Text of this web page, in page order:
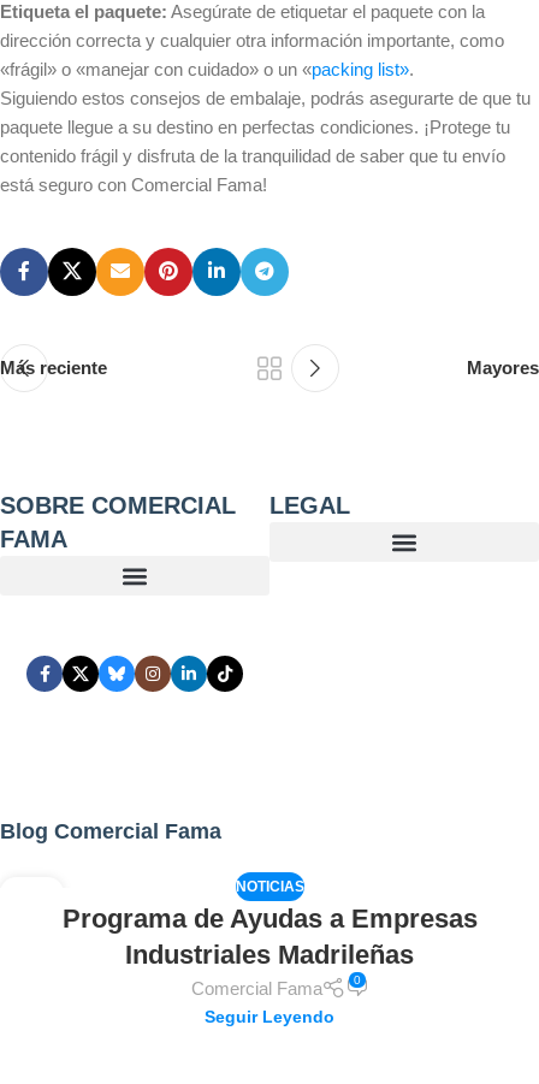
Etiqueta el paquete: Asegúrate de etiquetar el paquete con la
dirección correcta y cualquier otra información importante, como
«frágil» o «manejar con cuidado» o un «packing list».
Siguiendo estos consejos de embalaje, podrás asegurarte de que tu
paquete llegue a su destino en perfectas condiciones. ¡Protege tu
contenido frágil y disfruta de la tranquilidad de saber que tu envío
está seguro con Comercial Fama!
Más reciente Mayores
SOBRE COMERCIAL
FAMA
LEGAL
Blog Comercial Fama
NOTICIAS
Programa de Ayudas a Empresas
Industriales Madrileñas
Comercial Fama 0
Seguir Leyendo